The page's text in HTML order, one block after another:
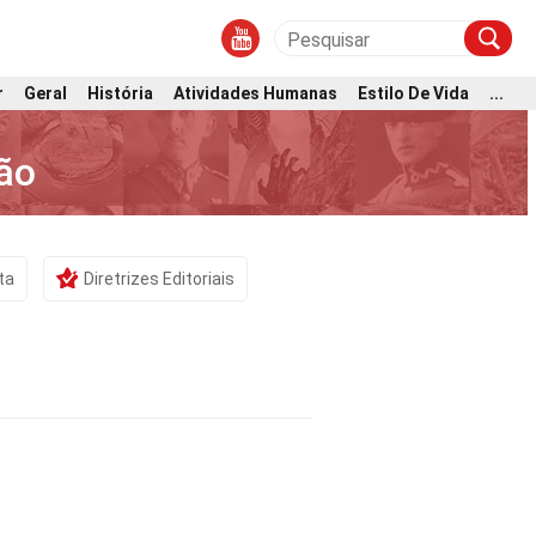
Geral História Atividades Humanas Estilo De Vida ...
Diretrizes Editoriais